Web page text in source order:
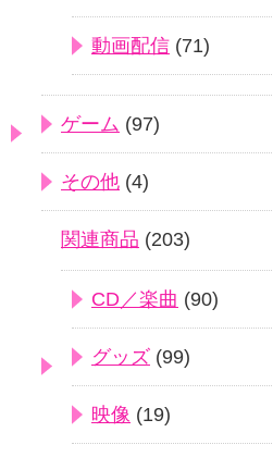
動画配信 (71)
ゲーム (97)
その他 (4)
関連商品 (203)
CD／楽曲 (90)
グッズ (99)
映像 (19)